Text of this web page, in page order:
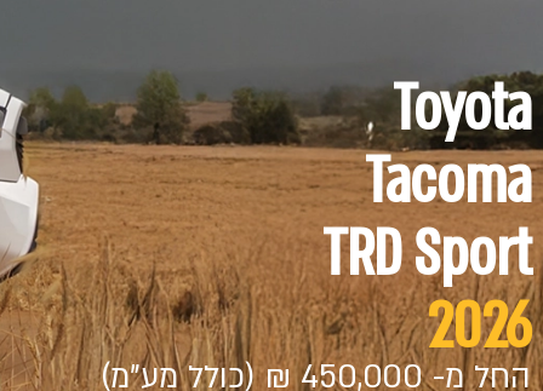
Toyota
Tacoma
TRD Sport
2026
החל מ- 450,000 ₪ (כולל מע"מ)